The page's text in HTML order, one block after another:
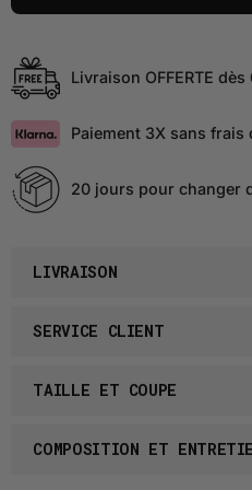
Livraison OFFERTE
Paiement 3X sans frais
20 jours pour changer
LIVRAISON
SERVICE CLIENT
TAILLE ET COUPE
COMPOSITION ET